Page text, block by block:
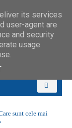
sunt cele mai
its services
user-agent are
and security
usage